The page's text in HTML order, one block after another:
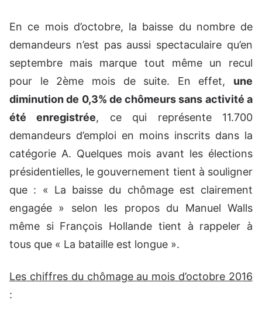
En ce mois d’octobre, la baisse du nombre de
demandeurs n’est pas aussi spectaculaire qu’en
septembre mais marque tout même un recul
pour le 2ème mois de suite. En effet, une
diminution de 0,3% de chômeurs sans activité a
été enregistrée, ce qui représente 11.700
demandeurs d’emploi en moins inscrits dans la
catégorie A. Quelques mois avant les élections
présidentielles, le gouvernement tient à souligner
que : « La baisse du chômage est clairement
engagée » selon les propos du Manuel Walls
même si François Hollande tient à rappeler à
tous que « La bataille est longue ».
Les chiffres du chômage au mois d’octobre 2016
: